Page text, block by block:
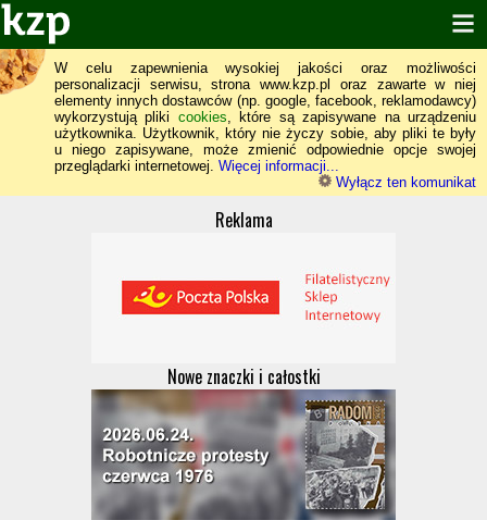
W celu zapewnienia wysokiej jakości oraz możliwości
personalizacji serwisu, strona www.kzp.pl oraz zawarte w niej
elementy innych dostawców (np. google, facebook, reklamodawcy)
wykorzystują pliki cookies, które są zapisywane na urządzeniu
użytkownika. Użytkownik, który nie życzy sobie, aby pliki te były
u niego zapisywane, może zmienić odpowiednie opcje swojej
przeglądarki internetowej. Więcej informacji...
Wyłącz ten komunikat
Reklama
Nowe znaczki i całostki